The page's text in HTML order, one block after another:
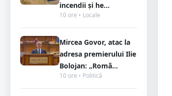
incendii și he...
10 ore • Locale
Mircea Govor, atac la
adresa premierului Ilie
Bolojan: „Româ...
10 ore • Politică